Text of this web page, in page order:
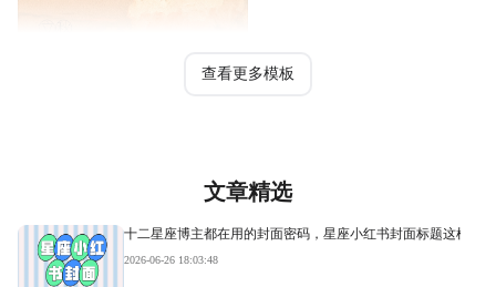
查看更多模板
文章精选
十二星座博主都在用的封面密码，星座小红书封面标题这样写
2026-06-26 18:03:48